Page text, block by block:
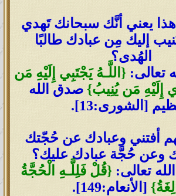
يعني أنَّك سبحانك تَهدي
إليك مِن عبادك طالبًا
الهُدى؟
تعالى:{اللَّـهُ يَجْتَبِي إِلَيْهِ مَن
إِلَيْهِ مَن يُنِيبُ} صدق الله
[الشورى:13].
أفتني وعبادك عن حُجّتك
وعن حُجَّة عبادك عليك؟
تعالى: {قُلْ فَلِلَّـهِ الْحُجَّةُ
[الأنعام:149].